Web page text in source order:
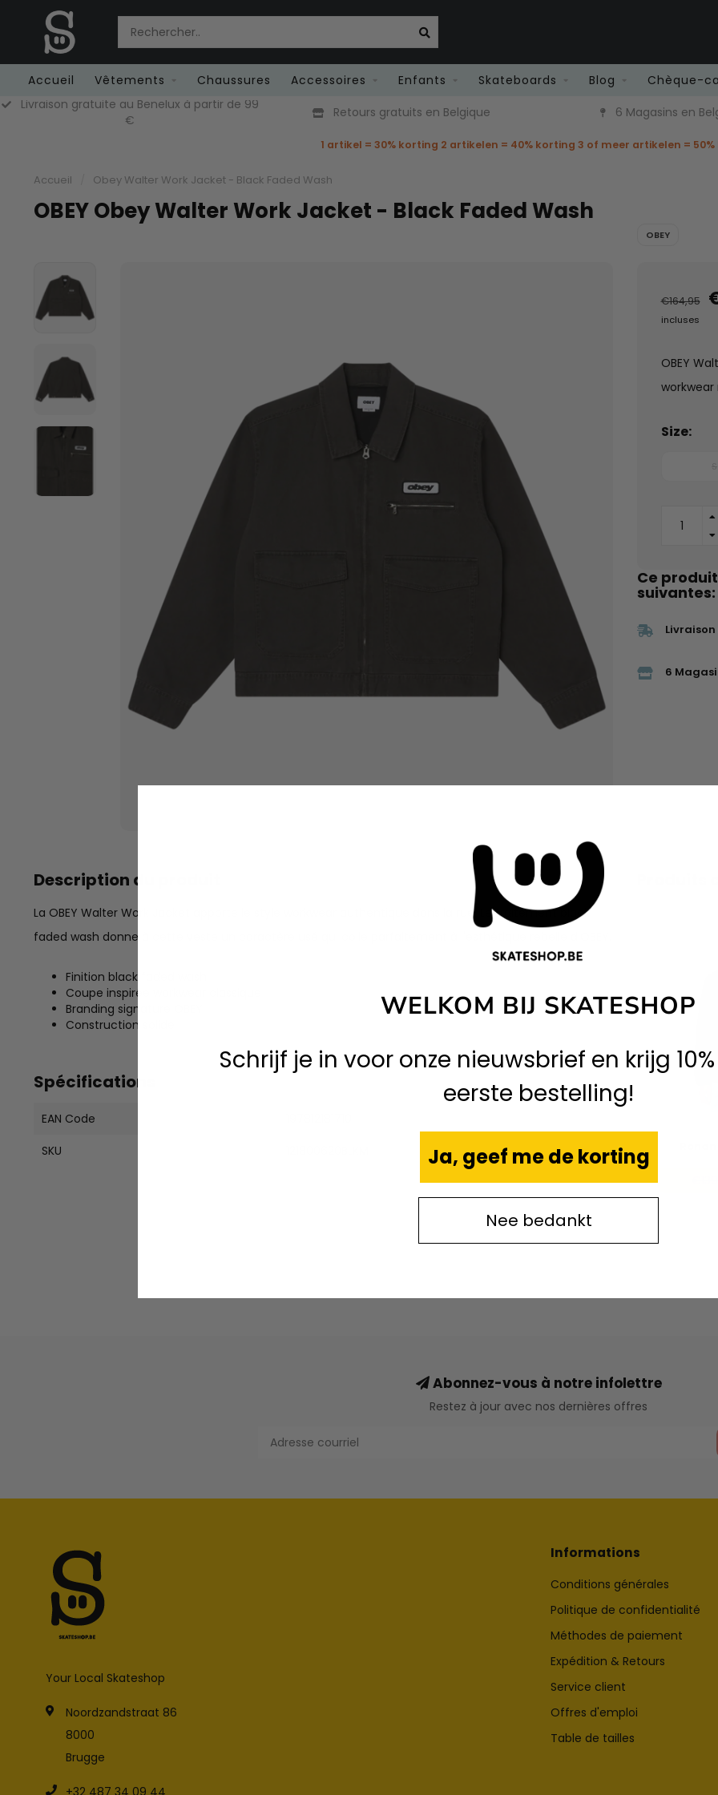
Accueil Vêtements Chaussures Accessoires Enfants Skateboards Blog Chèque-
Livraison gratuite au Benelux à partir de 99
€
Retours gratuits en Belgique 6 Magasins en
1 artikel = 30% korting 2 artikelen = 40% korting 3 of meer artikelen =
Accueil Obey Walter Work Jacket - Black Faded Wash
OBEY Obey Walter Work Jacket - Black Faded Wash
OBEY
€164,95
incluses
OBEY
Size:
Ce
suivantes:
6
Description du produit
La OBEY Walter Work Jacket apporte le style workwear authentique dans la rue. Le traitement black
faded wash donne à cette veste un caractère usé qui colle parfaitement à l'esthétique rebelle d'OBEY.
Finition black faded wash
Coupe inspirée workwear classique
Branding signature OBEY
Construction solide
Spécifications
EAN Code
SKU
Abonnez-vous à notre infolettre
Restez à jour avec nos dernières offres
Your Local Skateshop
Noordzandstraat 86
8000
Brugge
+32 487 34 09 44
Informations
Conditions générales
Politique de confidentialité
Méthodes de paiement
Expédition & Retours
Service client
Offres d'emploi
Table de tailles
WELKOM BIJ SKATESHOP
Schrijf je in voor onze nieuwsbrief en krijg
eerste bestelling!
Ja, geef me de korting
Nee bedankt